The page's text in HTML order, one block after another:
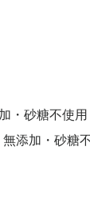
砂糖不使
添加・砂